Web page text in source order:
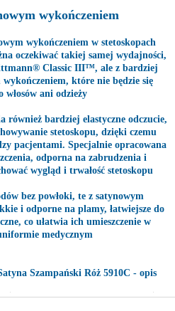
wykończeniem
wykończeniem w stetoskopach
oczekiwać takiej samej wydajności,
Classic III™, ale z bardziej
które nie będzie się
włosów ani odzieży
również bardziej elastyczne odczucie,
stetoskopu, dzięki czemu
pacjentami. Specjalnie opracowana
odporna na zabrudzenia i
wygląd i trwałość stetoskopu
bez powłoki, te z satynowym
i odporne na plamy, łatwiejsze do
co ułatwia ich umieszczenie w
medycznym
Szampański Róż 5910C - opis